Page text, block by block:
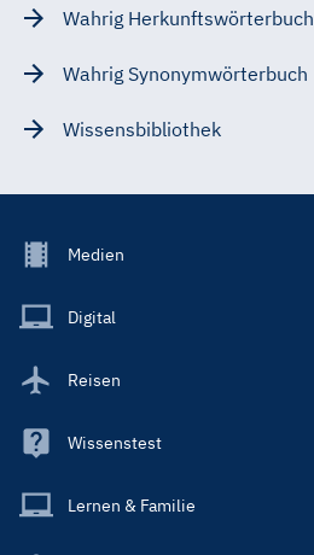
Wahrig Herkunftswörterbuch
Wahrig Synonymwörterbuch
Wissensbibliothek
Footer
Main
Medien
Digital
Reisen
Wissenstest
Lernen & Familie